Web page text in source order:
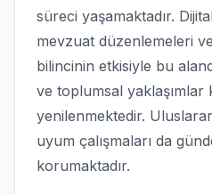
süreci yaşamaktadır.
mevzuat düzenlemeleri
bilincinin etkisiyle bu
ve toplumsal yaklaşımlar
yenilenmektedir.
uyum çalışmaları da
korumaktadır.